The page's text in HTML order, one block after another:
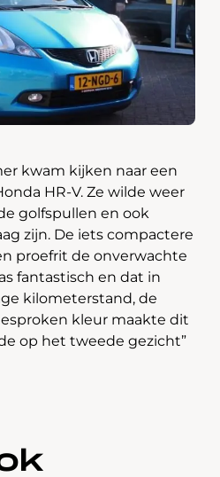
kwam kijken naar een
HR-V. Ze wilde weer
golfspullen en ook
zijn. De iets compactere
proefrit de onverwachte
fantastisch en dat in
kilometerstand, de
kleur maakte dit
op het tweede gezicht”